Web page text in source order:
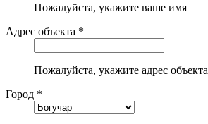
Пожалуйста, укажите ваше имя
Адрес объекта *
Пожалуйста, укажите адрес объекта
Город *